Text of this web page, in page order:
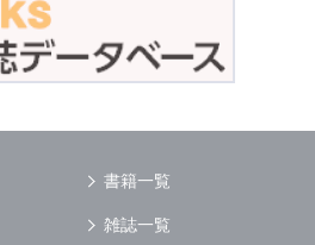
書籍一覧
雑誌一覧